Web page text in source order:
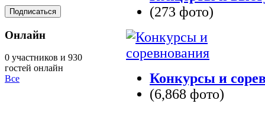
(273 фото)
Конкурсы и
(6,868 фото)
Онлайн
0 участников и 930
гостей онлайн
Все